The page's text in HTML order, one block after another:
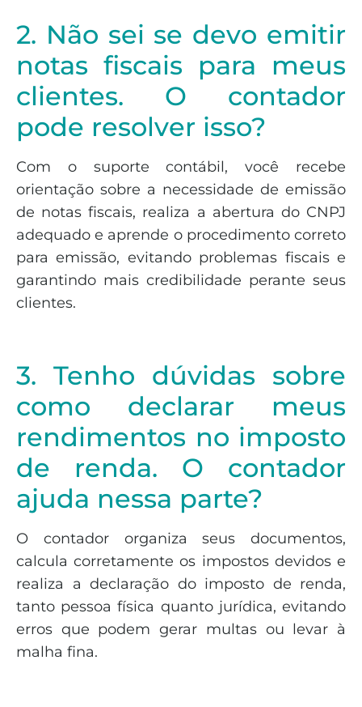
2. Não sei se devo emitir
notas fiscais para meus
clientes. O contador
pode resolver isso?
Com o suporte contábil, você recebe
orientação sobre a necessidade de emissão
de notas fiscais, realiza a abertura do CNPJ
adequado e aprende o procedimento correto
para emissão, evitando problemas fiscais e
garantindo mais credibilidade perante seus
clientes.
3. Tenho dúvidas sobre
como declarar meus
rendimentos no imposto
de renda. O contador
ajuda nessa parte?
O contador organiza seus documentos,
calcula corretamente os impostos devidos e
realiza a declaração do imposto de renda,
tanto pessoa física quanto jurídica, evitando
erros que podem gerar multas ou levar à
malha fina.